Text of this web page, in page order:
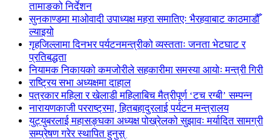
तामाङको निर्देशन
सुनकाण्डमा मा‌ओवादी उपाध्यक्ष महरा समातिएः भैरहवाबाट काठमाडौँ
ल्याइयो
गृहजिल्लामा दिनभर पर्यटनमन्त्रीको व्यस्तताः जनता भेटघाट र
प्रतिबद्धता
नियामक निकायको कमजोरीले सहकारीमा समस्या आयोः मन्त्री गिरी
राष्ट्रिय सभा अध्यक्षमा दाहाल
पत्रकार महिला र खेलाडी महिलाबिच मैत्रीपूर्ण ‘टच रग्बी’ सम्पन्न
नारायणकाजी परराष्ट्रमा, हितबहादुरलाई पर्यटन मन्त्रालय
युट्युबरलाई महासङ्घका अध्यक्ष पोख्रेलको सुझावः मर्यादित सामग्री
सम्प्रेषण गरेर स्थापित हुनुस्